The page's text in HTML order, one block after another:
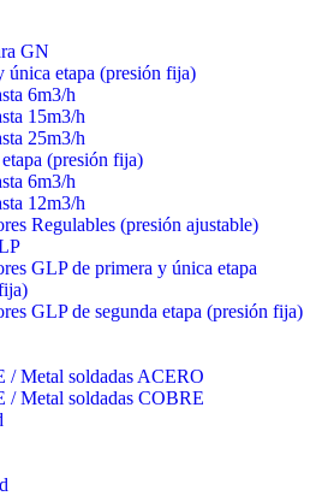
GN
única etapa (presión fija)
6m3/h
15m3/h
25m3/h
(presión fija)
6m3/h
12m3/h
Regulables (presión ajustable)
GLP de primera y única etapa
GLP de segunda etapa (presión fija)
/ Metal soldadas ACERO
/ Metal soldadas COBRE